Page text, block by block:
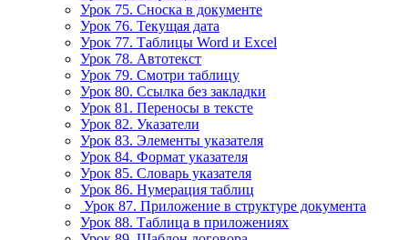
Урок 75. Сноска в документе
Урок 76. Текущая дата
Урок 77. Таблицы Word и Excel
Урок 78. Автотекст
Урок 79. Смотри таблицу
Урок 80. Ссылка без закладки
Урок 81. Переносы в тексте
Урок 82. Указатели
Урок 83. Элементы указателя
Урок 84. Формат указателя
Урок 85. Словарь указателя
Урок 86. Нумерация таблиц
Урок 87. Приложение в структуре документа
Урок 88. Таблица в приложениях